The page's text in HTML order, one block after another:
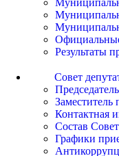
Результаты
Совет
Заместитель
Контактная
Состав
Графики